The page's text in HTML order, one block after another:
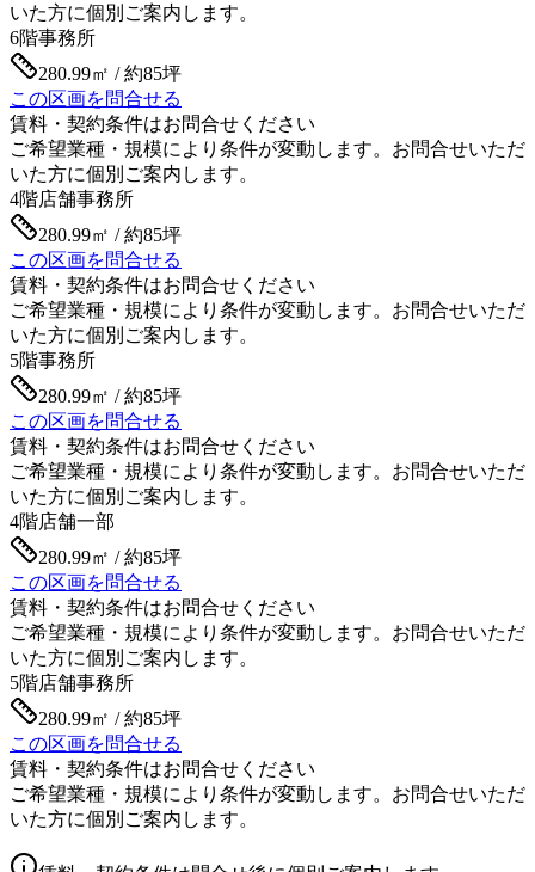
いた方に個別ご案内します。
6階事務所
280.99㎡ / 約85坪
この区画を問合せる
賃料・契約条件はお問合せください
ご希望業種・規模により条件が変動します。お問合せいただ
いた方に個別ご案内します。
4階店舗事務所
280.99㎡ / 約85坪
この区画を問合せる
賃料・契約条件はお問合せください
ご希望業種・規模により条件が変動します。お問合せいただ
いた方に個別ご案内します。
5階事務所
280.99㎡ / 約85坪
この区画を問合せる
賃料・契約条件はお問合せください
ご希望業種・規模により条件が変動します。お問合せいただ
いた方に個別ご案内します。
4階店舗一部
280.99㎡ / 約85坪
この区画を問合せる
賃料・契約条件はお問合せください
ご希望業種・規模により条件が変動します。お問合せいただ
いた方に個別ご案内します。
5階店舗事務所
280.99㎡ / 約85坪
この区画を問合せる
賃料・契約条件はお問合せください
ご希望業種・規模により条件が変動します。お問合せいただ
いた方に個別ご案内します。